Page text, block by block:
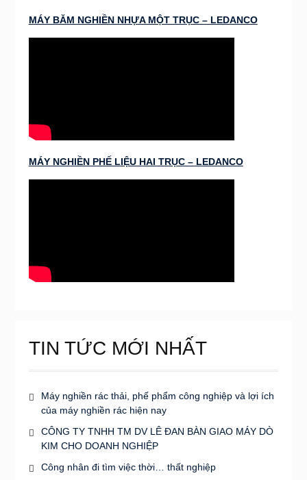
MÁY BĂM NGHIỀN NHỰA MỘT TRỤC – LEDANCO
MÁY NGHIỀN PHẾ LIỆU HAI TRỤC – LEDANCO
TIN TỨC MỚI NHẤT
Máy nghiền rác thải, phế phẩm công nghiệp và lợi ích
của máy nghiền rác hiện nay
CÔNG TY TNHH TM DV LÊ ĐAN BÀN GIAO MÁY DÒ
KIM CHO DOANH NGHIỆP
Công nhân đi tìm việc thời… thất nghiệp